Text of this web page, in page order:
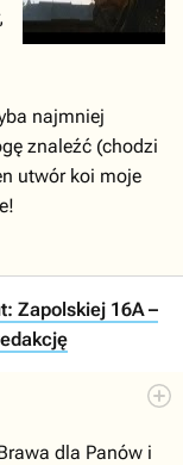
najmniej
znaleźć (chodzi
utwór koi moje
Zapolskiej 16A –
dla Panów i